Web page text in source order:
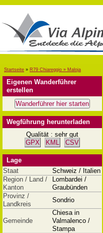
Startseite » R79 Chiareggio » Maloja
Eigenen Wanderführer
erstellen
Wegführung herunterladen
Qualität : sehr gut
GPX
KML CSV
Lage
Staat
Schweiz / Italien
Region / Land /
Kanton
Lombardei /
Graubünden
Provinz /
Landkreis
Sondrio
Gemeinde
Chiesa in
Valmalenco /
Stampa